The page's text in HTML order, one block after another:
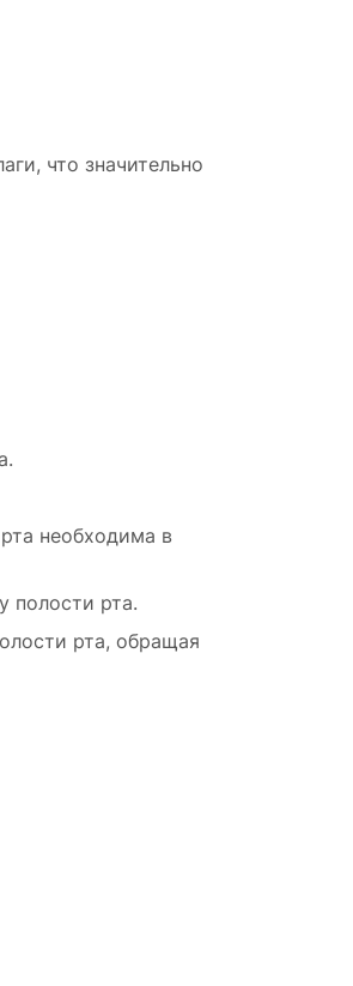
что значительно
необходима в
полости рта.
рта, обращая